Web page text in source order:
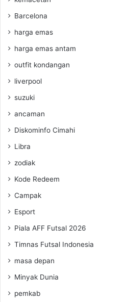
Barcelona
harga emas
harga emas antam
outfit kondangan
liverpool
suzuki
ancaman
Diskominfo Cimahi
Libra
zodiak
Kode Redeem
Campak
Esport
Piala AFF Futsal 2026
Timnas Futsal Indonesia
masa depan
Minyak Dunia
pemkab